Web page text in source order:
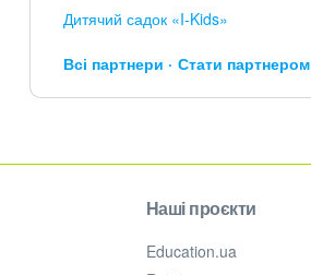
Дитячий садок «I-Kids»
Всі партнери Стати партнером
Наші проєкти
Education.ua